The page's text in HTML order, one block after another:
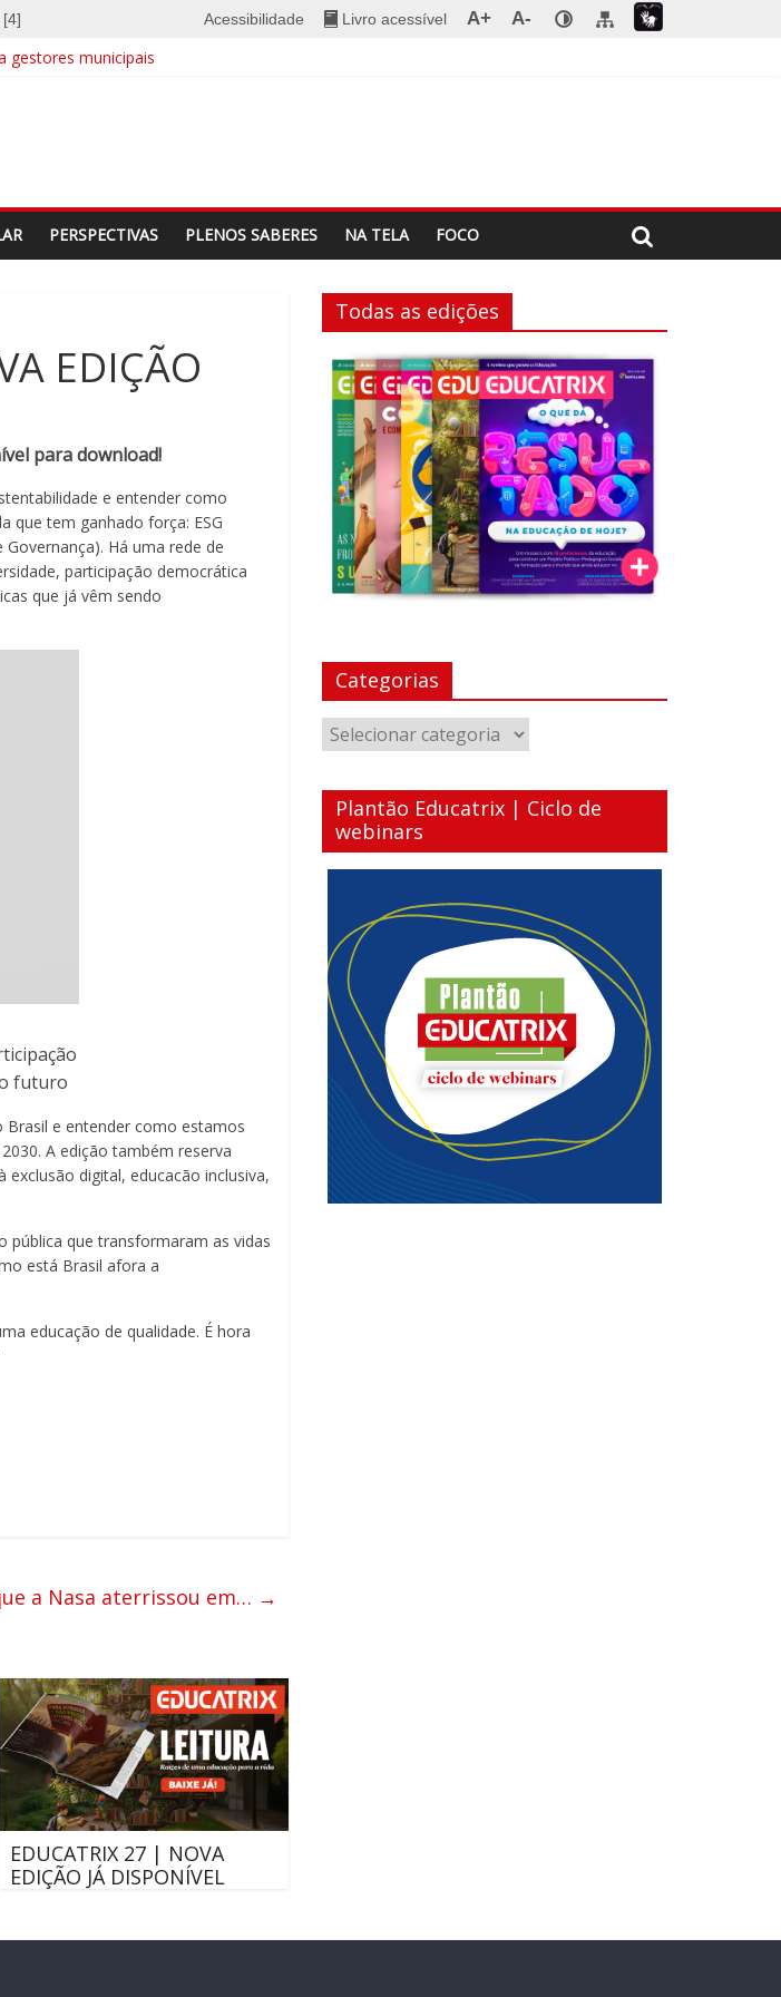
Acessibilidade Livro acessível A+
A-
gestores municipais
PERSPECTIVAS PLENOS SABERES NA TELA FOCO
EDIÇÃO
para download!
e entender como
que tem ganhado força: ESG
Há uma rede de
participação democrática
que já vêm sendo
futuro
Brasil e entender como estamos
A edição também reserva
digital, educacão inclusiva,
pública que transformaram as vidas
está Brasil afora a
educação de qualidade. É hora
a Nasa aterrissou em… →
EDUCATRIX 27 | NOVA
EDIÇÃO JÁ DISPONÍVEL
Todas as edições
Categorias
Categorias
Plantão Educatrix | Ciclo de
webinars